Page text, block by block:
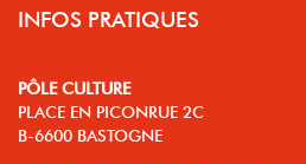
INFOS PRATIQUES
PÔLE CULTURE
PLACE EN PICONRUE 2C
B-6600 BASTOGNE